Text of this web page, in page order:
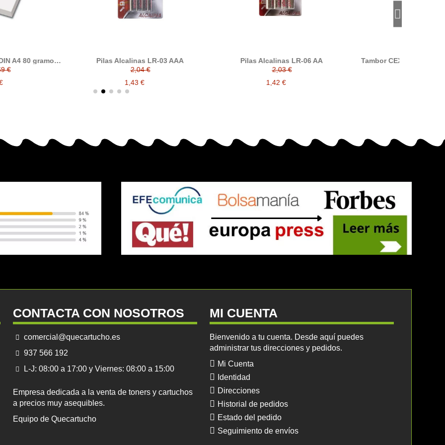
Alcalinas LR-03 AAA
Pilas Alcalinas LR-06 AA
Tambor CEXV11 / CEXV12 compatible
alternativo con Canon 9630A005
CONTACTA CON NOSOTROS
comercial@quecartucho.es
937 566 192
L-J: 08:00 a 17:00 y Viernes: 08:00 a 15:00
Empresa dedicada a la venta de toners y cartuchos
a precios muy asequibles.
Equipo de Quecartucho
MI CUENTA
Bienvenido a tu cuenta. Desde aquí puedes
administrar tus direcciones y pedidos.
Mi Cuenta
Identidad
Direcciones
Historial de pedidos
Estado del pedido
Seguimiento de envíos